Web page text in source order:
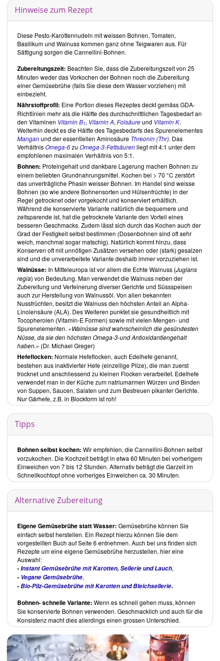
Seit August 2018 sprechen wir die Verwendung von nicht
besonders gesunden Zutaten gezielter an.Betroffene Buchrezepte
Tochterrezepte.
Dr. Michael Greger verwendet ungerne den Begriff vegan , der sich
durch das was wir nicht essen definiert. Vielmehr bevorzugt er der
Begriff vollwertige pflanzenbasierte Ernährung . Unter vollwertig
versteht er Lebensmittel, die nicht zu stark verarbeitet sind- denen
also weder Gutes entzogen, noch Schlechtes hinzugefügt wurde. Im
Kochbuch konzentriert sichDr. Michael Gregerauf "das Tägliche
Dutzend" – auf die Lebensmittel, die man seinem Körper seiner
Meinung nach täglich in ausreichender Menge für einen gesunden
Lebensstil zuführen sollte. Er macht deutlich, dass es darauf
ankommt, was man alltäglich isst. Dagegen wirke sich weniger aus,
was man zu speziellen Anlässen, wie Geburtstagen und
Weihnachten ässe.
Das How Not To Die Kochbuch- über 100 Rezepte, die Krankheiten
vorbeugen und heilenvonDr. Michael Gregerbeinhaltet eine grosse
Auswahl internationaler, kreativer Rezepte. Die Rezepte sind klar
strukturiert. So verfügt jedes Rezept über eine Portionsangabe und
den Schwierigkeitsgrad. Des Weiteren sind die im jeweiligen Rezept
verwendeten Lebensmittel aus dem Täglichen Dutzend angegeben.
Die anschaulichen Bilder zu jedem Rezept regen zum Nachbereiten
an. Eine zusätzliche Angabe einer Zubereitungszeit wäre eine
hilfreiche Ergänzung.
Nudeln, Reis und Getreide kommen ausschliesslich als Vollkorn vor.
Etwa ein Drittel der Rezepte enthalten Hülsenfrüchte, wobei es dem
Leser im Allgemeinen zur Auswahl steht, diese selbst zu kochen oder
auf Konserven zurückzugreifen. Praktisch ist, dass die in den
Grundrezepten aufgeführten Rezepte, wie Dattelsirup und
Gemüsebrühe, bei den Gerichten zum Einsatz kommen. An anderen
Stellen jedoch kommen leider Fertigprodukte, wie Tortillas, Brot und
Konserven, hauptsächlich stückige Tomaten, anstelle von
unverarbeiteten Produkten zum Einsatz. Zum Würzen greiftDr.
Michael Gregerbei der Hälfte der Rezepte auf Misopaste zurück.
Hefeflocken und Tahini sind ebenfalls oft Bestandteil der
Rezepte. Eine noch konsequentere Verfolgung, im Hinblick auf die
Verwendung unverarbeiteter Produkte, wäre wünschenswert.
Erfreulicherweise kommen alle Rezepte ohne Zusatz von
zugesetztem Öl aus. Auch Zucker kommt kein einziges Mal zum
Einsatz. Einziges verwendetes Süssungsmittel ist Fruchtsüsse in
Form von frischen, oder getrockneten Früchten und manchmal
Dattelzucker (bestehend aus geriebenen Datteln). Was die Nüsse
anbelangt, so kommen Cashewnüsse, welche ein schlechtes
vor.
Dr. Michael Greger
Kochbuchvon anderen Autoren vieler veganer Kochbücher
Das How Not To Die Kochbuch von Dr. Michael Greger
ist beim
Unimedica Verlagoder beiAmazonerhältlich.
Über den Autor
Dr. Michael Gregerist ein international renommierter Arzt und
Ernährungswissenschaftler. Bekanntheit erlangte er als Begründer
des Online-InformationsportalsNutritionfacts
BestsellerHow Not To Die.
Inhalt des Buches
Das How Not To Die Kochbuchbeginnt mit einer Einführung, in der
Dr. Michael Gregeraufzeigt, welche Rolle die Ernährung beim
Verhindern und Heilen der 15 häufigsten Todesursachen in der
westlichen Welt spielt. Im Kapitel
Das Tägliche Dutzend
auf 12 Lebensmittel hin, die Teil der alltäglichen Ernährung sein
sollten.
Grundrezepte
Frühstück
Snacks, Dips und Aufstriche
Suppen und Chilis
Salate und Dressings
Burger, Wraps und mehr
Hinweise zum Rezept
Diese Pesto-Karottennudeln mit weissen Bohnen, Tomaten,
Basilikum und Walnuss kommen ganz ohne Teigwaren aus. Für
Sättigung sorgen die Cannellini-Bohnen.
Zubereitungszeit: Beachten Sie, dass die Zubereitungszeit von 25
Minuten weder das Vorkochen der Bohnen noch die Zubereitung
einer Gemüsebrühe (falls Sie diese dem Wasser vorziehen) mit
einbezieht.
Nährstoffprofil: Eine Portion dieses Rezeptes deckt gemäss GDA-
Richtlinien mehr als die Hälfte des durchschnittlichen Tagesbedarf an
den Vitaminen Vitamin B1, Vitamin A, Folsäureund Vitamin K.
Weiterhin deckt es die Hälfte des Tagesbedarfs des Spurenelementes
Manganund der essentiellen Aminosäure Threonin (Thr). Das
VerhältnisOmega-6zu Omega-3-Fettsäurenliegt mit 4:1 unter dem
empfohlenen maximalen Verhältnis von 5:1.
Bohnen: Proteingehalt und dankbare Lagerung machen Bohnen zu
einem beliebten Grundnahrungsmittel. Kochen bei > 70 °C zerstört
das unverträgliche Phasin weisser Bohnen. Im Handel sind weisse
Bohnen (so wie andere Bohnensorten und Hülsenfrüchte) in der
Regel getrocknet oder vorgekocht und konserviert erhältlich.
Während die konservierte Variante natürlich die bequemere und
zeitsparende ist, hat die getrocknete Variante den Vorteil eines
besseren Geschmacks. Zudem lässt sich durch das Kochen auch der
Grad der Festigkeit selbst bestimmen (Dosenbohnen sind oft sehr
weich, manchmal sogar matschig). Natürlich kommt hinzu, dass
Konserven oft mit unnötigen Zusätzen versehen oder (stark) gesalzen
sind und die unverarbeitete Variante deshalb immer vorzuziehen ist.
Walnüsse: In Mitteleuropa ist vor allem die Echte Walnuss (Juglans
regia) von Bedeutung. Man verwendet die Walnuss neben der
Zubereitung und Verfeinerung diverser Gerichte und Süssspeisen
auch zur Herstellung von Walnussöl. Von allen bekannten
Nussfrüchten, besitzt die Walnuss den höchsten Anteil an Alpha-
Linolensäure (ALA). Des Weiteren punktet sie gesundheitlich mit
Tocopherolen (Vitamin-E Formen) sowie mit vielen Mengen- und
Spurenelementen.
Walnüsse sind wahrscheinlich die gesündesten
Nüsse, da sie den höchsten Omega-3-und Antioxidantiengehalt
haben.
(Dr. Michael Greger)
Hefeflocken: Normale Hefeflocken, auch Edelhefe genannt,
bestehen aus inaktivierter Hefe (einzellige Pilze), die man zuerst
trocknet und anschliessend zu kleinen Flocken verarbeitet. Edelhefe
verwendet man in der Küche zum natriumarmen Würzen und Binden
von Suppen, Saucen, Salaten und zum Bestreuen pikanter Gerichte.
Nur Gärhefe, z.B. in Blockform ist roh!
Tipps
Bohnen selbst kochen: Wir empfehlen, die Cannellini-Bohnen selbst
vorzukochen. Die Kochzeit beträgt in etwa 60 Minuten bei vorherigem
Einweichen von 7 bis 12 Stunden. Alternativ beträgt die Garzeit im
Schnellkochtopf ohne vorheriges Einweichen ca. 30 Minuten.
Alternative Zubereitung
Eigene Gemüsebrühe statt Wasser: Gemüsebrühe können Sie
einfach selbst herstellen. Ein Rezept hierzu können Sie dem
vorgestellten Buch auf Seite 6 entnehmen. Auch bei uns finden sich
Rezepte um eine eigene Gemüsebrühe herzustellen, hier eine
Auswahl:
-Instant Gemüsebrühe mit Karotten, Sellerie und Lauch,
- Vegane Gemüsebrühe,
-Bio-Pilz-Gemüsebrühe mit Karotten und Bleichsellerie.
Bohnen-schnelle Variante: Wenn es schnell gehen muss, können
Sie konservierte Bohnen verwenden. Geschmacklich und auch für die
Konsistenz macht dies allerdings einen grossen Unterschied.